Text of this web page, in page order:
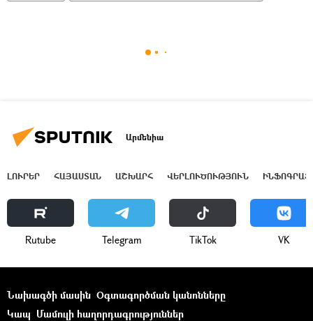
Արմենիա
ԼՈՒՐԵՐ ՀԱՅԱՍՏԱՆ ԱՇԽԱՐՀ ՎԵՐԼՈՒԾՈՒԹՅՈՒՆ
Rutube Telegram ТikТоk VK
Նախագծի մասին Օգտագործման կանոնները
Կապ Մամուլի հաղորդագրություններ